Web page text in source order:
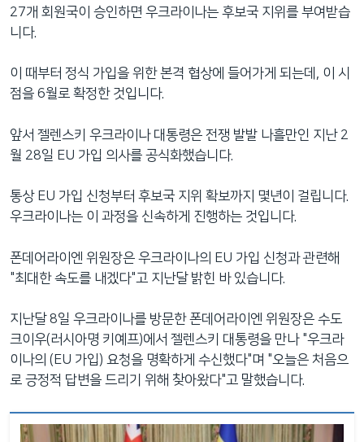
27개 회원국이 승인하면 우크라이나는 후보국 지위를 부여받습
니다.
이 때부터 정식 가입을 위한 본격 협상에 들어가게 되는데, 이 시
점을 6월로 확정한 것입니다.
앞서 젤렌스키 우크라이나 대통령은 전쟁 발발 나흘만인 지난 2
월 28일 EU 가입 의사를 공식화했습니다.
통상 EU 가입 신청부터 후보국 지위 확보까지 몇년이 걸립니다.
우크라이나는 이 과정을 신속하게 진행하는 것입니다.
폰데어라이엔 위원장은 우크라이나의 EU 가입 신청과 관련해
"최대한 속도를 내겠다"고 지난달 밝힌 바 있습니다.
지난달 8일 우크라이나를 방문한 폰데어라이엔 위원장은 수도
크이우(러시아명 키예프)에서 젤렌스키 대통령을 만나 "우크라
이나의 (EU 가입) 요청을 명확하게 수신했다"며 "오늘은 처음으
로 긍정적 답변을 드리기 위해 찾아왔다"고 말했습니다.